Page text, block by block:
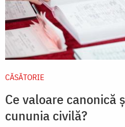
CĂSĂTORIE
Ce valoare canonică
cununia civilă?